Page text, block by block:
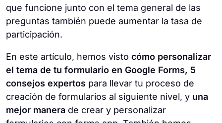
que funcione junto con el tema general de las
preguntas también puede aumentar la tasa de
participación.
En este artículo, hemos visto cómo personalizar
el tema de tu formulario en Google Forms, 5
consejos expertos para llevar tu proceso de
creación de formularios al siguiente nivel, y una
mejor manera de crear y personalizar